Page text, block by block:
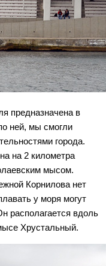
предназначена в
ней, мы смогли
города.
на 2 километра
мысом.
Корнилова нет
у моря могут
располагается вдоль
Хрустальный.